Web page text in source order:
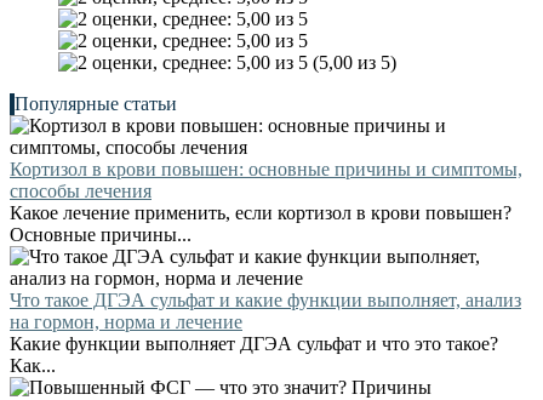
(5,00 из 5)
Популярные статьи
Кортизол в крови повышен: основные причины и симптомы,
способы лечения
Какое лечение применить, если кортизол в крови повышен?
Основные причины...
Что такое ДГЭА сульфат и какие функции выполняет, анализ
на гормон, норма и лечение
Какие функции выполняет ДГЭА сульфат и что это такое?
Как...